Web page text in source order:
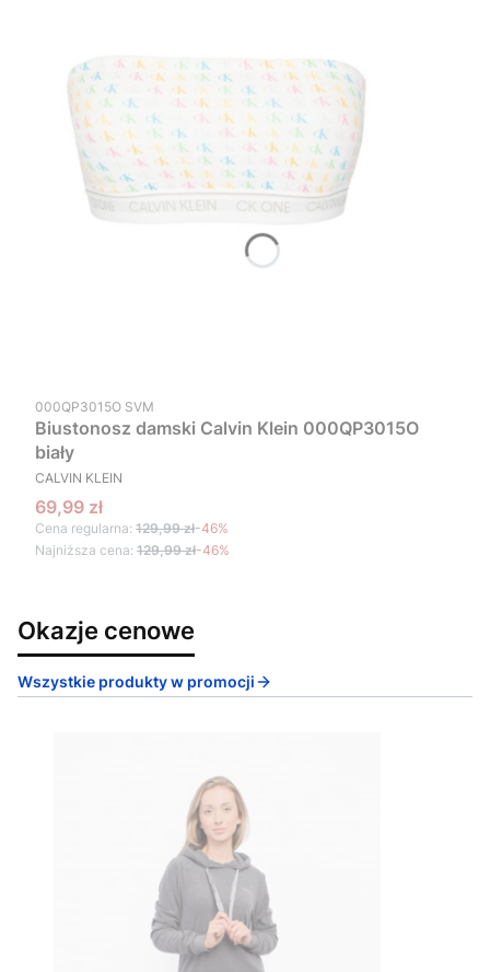
Kod produktu
000QP3015O SVM
Biustonosz damski Calvin Klein 000QP3015O
biały
PRODUCENT
CALVIN KLEIN
Cena promocyjna
69,99 zł
Cena regularna: 129,99 zł-46%
Najniższa cena: 129,99 zł-46%
Okazje cenowe
Wszystkie produkty w promocji